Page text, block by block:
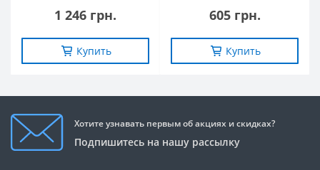
1 246 грн.
Купить
605 грн.
Купить
Хотите узнавать первым об акциях и скидках?
Подпишитесь на нашу рассылку